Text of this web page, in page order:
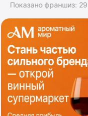
Показано франшиз: 29